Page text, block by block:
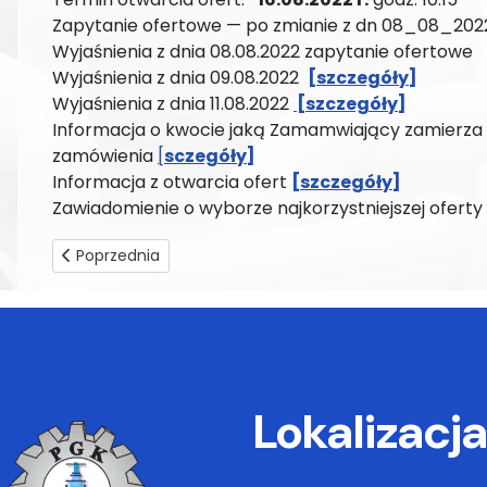
Zapytanie ofertowe — po zmianie z dn
Wyjaśnienia z dnia 08.08.2022 zapytanie ofertowe
Wyjaśnienia z dnia 09.08.2022 [szczegóły]
Wyjaśnienia z dnia 11.08.2022 [szczegóły]
Informacja o kwocie jaką Zamamwiający
zamówienia [sczegóły]
Informacja z otwarcia ofert [szczegóły]
Zawiadomienie o wyborze najkorzystniejszej oferty
Poprzednia strona: Zapytanie ofertowe o udzielenie
Poprzednia
Lokalizacja